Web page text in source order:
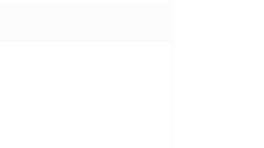
je 5 z 5 hviezdičiek.